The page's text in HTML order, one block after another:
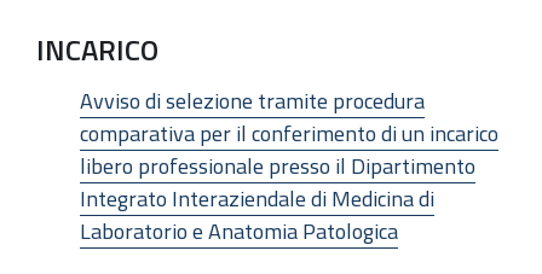
INCARICO
Avviso di selezione tramite procedura
comparativa per il conferimento di un incarico
libero professionale presso il Dipartimento
Integrato Interaziendale di Medicina di
Laboratorio e Anatomia Patologica